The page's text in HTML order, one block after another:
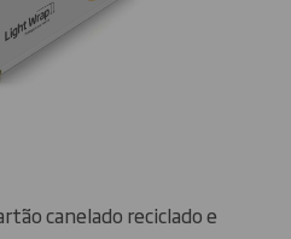
canelado reciclado e